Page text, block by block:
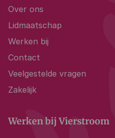
Over ons
Lidmaatschap
Werken bij
Contact
Veelgestelde vragen
Zakelijk
Werken bij Vierstroom